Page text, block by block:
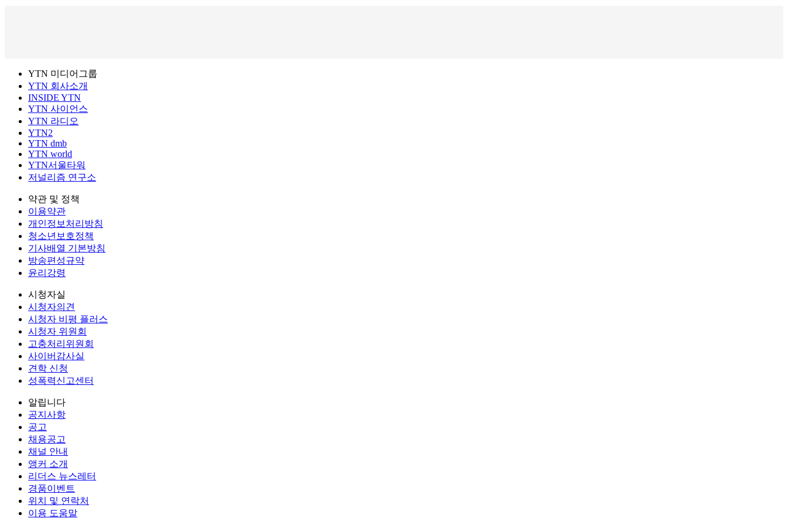
YTN 미디어그룹
YTN 회사소개
INSIDE YTN
YTN 사이언스
YTN 라디오
YTN2
YTN dmb
YTN world
YTN서울타워
저널리즘 연구소
약관 및 정책
이용약관
개인정보처리방침
청소년보호정책
기사배열 기본방침
방송편성규약
윤리강령
시청자실
시청자의견
시청자 비평 플러스
시청자 위원회
고충처리위원회
사이버감사실
견학 신청
성폭력신고센터
알립니다
공지사항
공고
채용공고
채널 안내
앵커 소개
리더스 뉴스레터
경품이벤트
위치 및 연락처
이용 도움말